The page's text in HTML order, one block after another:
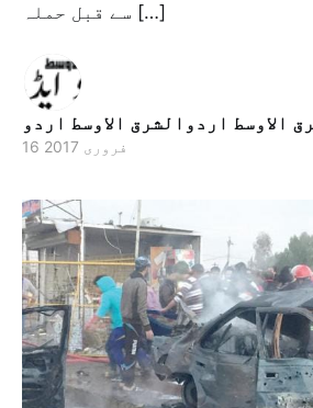
سے قبل حملہ […]
الاوسط اردوالشرق الاوسط اردو
16 فروری 2017